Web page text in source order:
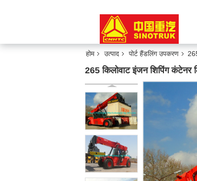
होम उत्पाद पोर्ट हैंडलिंग उपकरण
265 किलोवाट इंजन शिपिंग